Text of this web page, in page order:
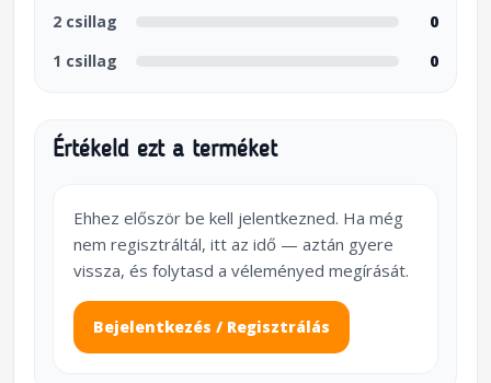
2 csillag
0
1 csillag
0
Értékeld ezt a terméket
Ehhez először be kell jelentkezned. Ha még
nem regisztráltál, itt az idő — aztán gyere
vissza, és folytasd a véleményed megírását.
Bejelentkezés / Regisztrálás